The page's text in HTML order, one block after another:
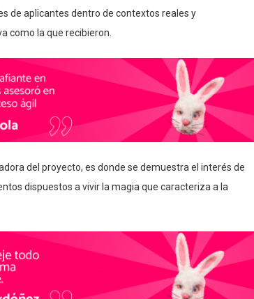
de aplicantes dentro de contextos reales y
como la que recibieron.
del proyecto, es donde se demuestra el interés de
dispuestos a vivir la magia que caracteriza a la